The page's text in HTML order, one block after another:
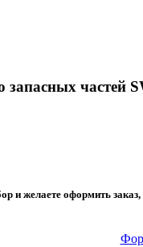
частей
и желаете оформить